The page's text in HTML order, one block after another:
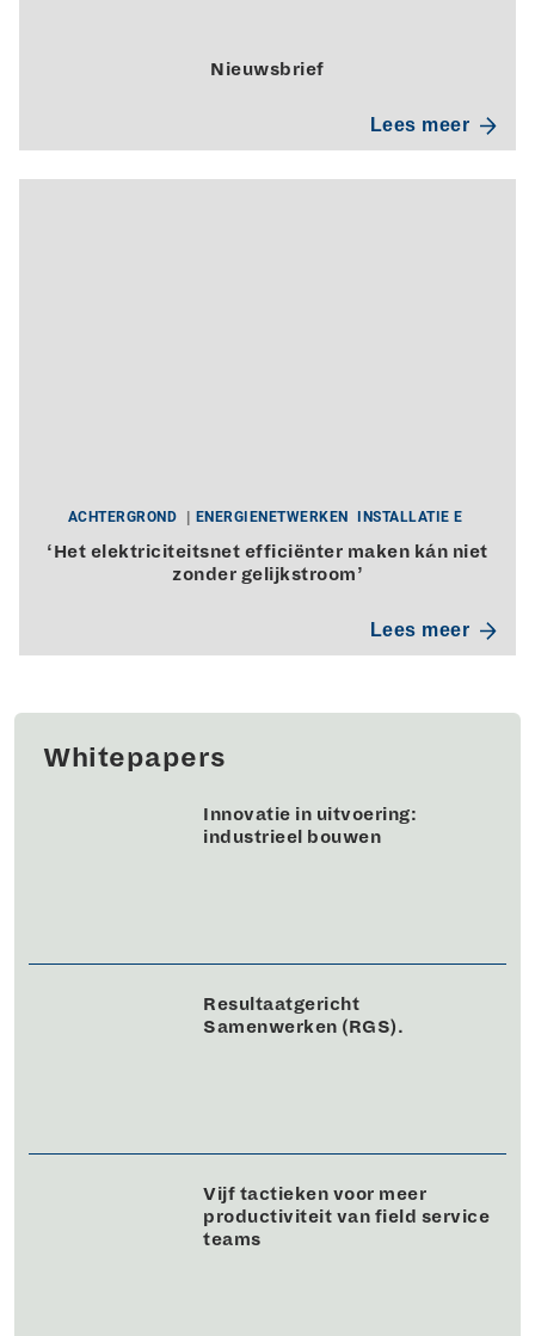
Nieuwsbrief
Lees meer
ACHTERGROND ENERGIENETWERKEN INSTALLATIE E
‘Het elektriciteitsnet efficiënter maken kán niet
zonder gelijkstroom’
Lees meer
Whitepapers
Innovatie in uitvoering:
industrieel bouwen
Resultaatgericht
Samenwerken (RGS).
Vijf tactieken voor meer
productiviteit van field service
teams